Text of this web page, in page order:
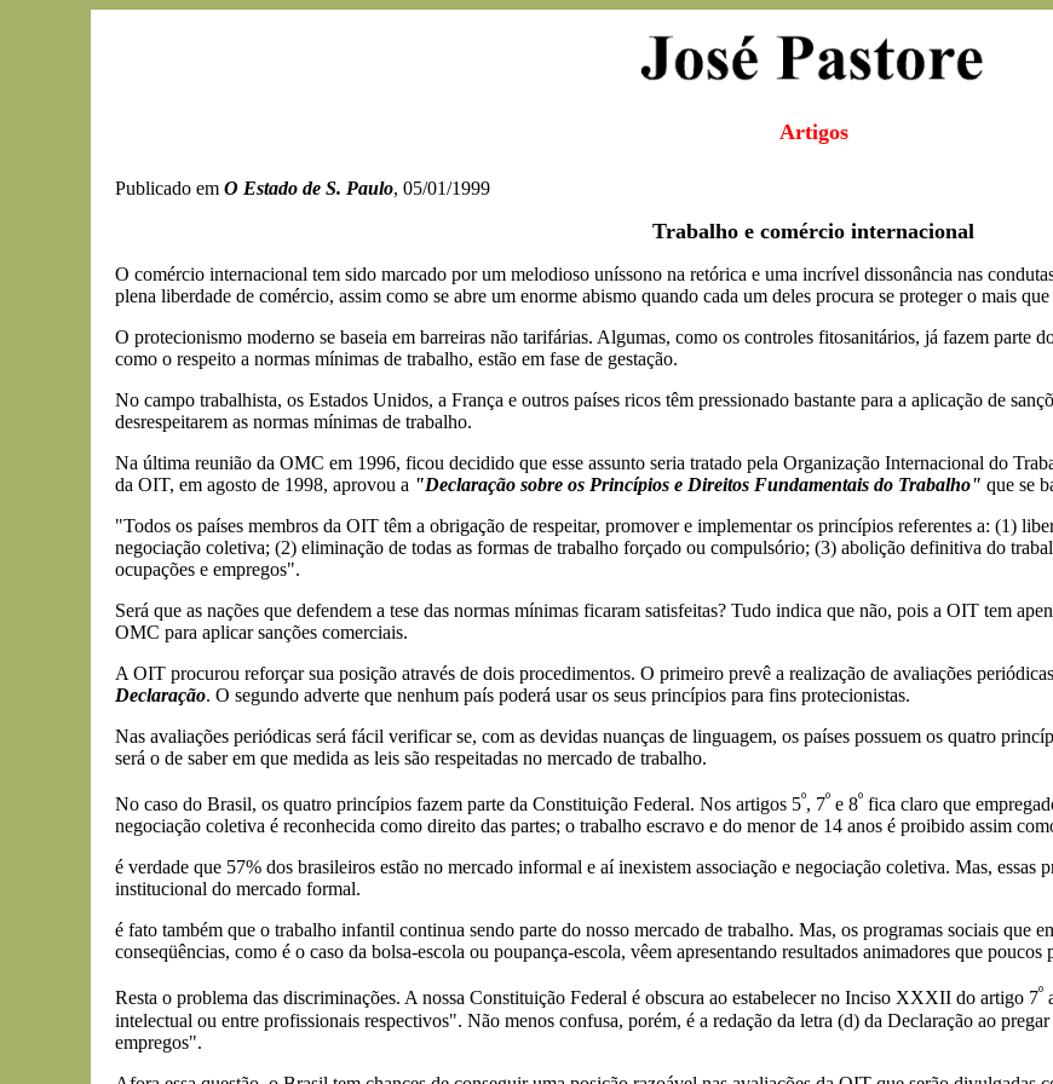
Artigos
Publicado em O Estado de S. Paulo, 05/01/1999
Trabalho e comércio internacional
O comércio internacional tem sido marcado por um melodioso uníssono na retórica e uma incrível dissonância nas
plena liberdade de comércio, assim como se abre um enorme abismo quando cada um deles procura se proteger o mais que
O protecionismo moderno se baseia em barreiras não tarifárias. Algumas, como os controles fitosanitários, já fazem parte
como o respeito a normas mínimas de trabalho, estão em fase de gestação.
No campo trabalhista, os Estados Unidos, a França e outros países ricos têm pressionado bastante para a aplicação de
desrespeitarem as normas mínimas de trabalho.
Na última reunião da OMC em 1996, ficou decidido que esse assunto seria tratado pela Organização Internacional do
da OIT, em agosto de 1998, aprovou a "Declaração sobre os Princípios e Direitos Fundamentais do Trabalho" que se
"Todos os países membros da OIT têm a obrigação de respeitar, promover e implementar os princípios referentes a: (1)
negociação coletiva; (2) eliminação de todas as formas de trabalho forçado ou compulsório; (3) abolição definitiva do
ocupações e empregos".
Será que as nações que defendem a tese das normas mínimas ficaram satisfeitas? Tudo indica que não, pois a OIT tem
OMC para aplicar sanções comerciais.
A OIT procurou reforçar sua posição através de dois procedimentos. O primeiro prevê a realização de avaliações
Declaração. O segundo adverte que nenhum país poderá usar os seus princípios para fins protecionistas.
Nas avaliações periódicas será fácil verificar se, com as devidas nuanças de linguagem, os países possuem os quatro
será o de saber em que medida as leis são respeitadas no mercado de trabalho.
No caso do Brasil, os quatro princípios fazem parte da Constituição Federal. Nos artigos 5º, 7ºe 8ºfica claro que
negociação coletiva é reconhecida como direito das partes; o trabalho escravo e do menor de 14 anos é proibido assim
é verdade que 57% dos brasileiros estão no mercado informal e aí inexistem associação e negociação coletiva. Mas, essas
institucional do mercado formal.
é fato também que o trabalho infantil continua sendo parte do nosso mercado de trabalho. Mas, os programas sociais que
conseqüências, como é o caso da bolsa-escola ou poupança-escola, vêem apresentando resultados animadores que poucos
Resta o problema das discriminações. A nossa Constituição Federal é obscura ao estabelecer no Inciso XXXII do artigo 7º
intelectual ou entre profissionais respectivos". Não menos confusa, porém, é a redação da letra (d) da Declaração ao
empregos".